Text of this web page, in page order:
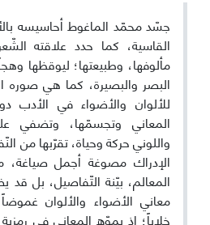
جسّد محمّد الماغوط أحاسيسه
القاسية، كما حدد علاقته
مألوفها، وطبيعتها؛ ليوقظها
البصر والبصيرة، كما هي
للألوان والأضواء في الأدب
المعاني وتجسمّها، وتضفي
واللوني حركة وحياة، تقرّبها من
الإدراك مصوغة أجمل
المعالم، بيّنة التّفاصيل، بل
معاني الأضواء والألوان
خلاباً؛ إذ يموّه المعاني في